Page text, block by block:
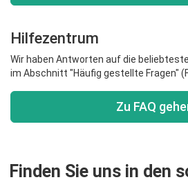
Hilfezentrum
Wir haben Antworten auf die
im Abschnitt "Häufig gestellte Fragen"
Zu FAQ
Finden Sie uns in den